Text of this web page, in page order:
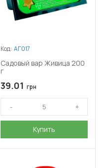
Код: АГ017
Садовый вар Живица 200
г
39.01 грн
Купить